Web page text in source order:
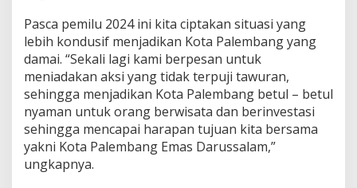
l
a
n
a
m
a
d
h
a
Pasca pemilu 2024 ini kita ciptakan situasi yang
lebih kondusif menjadikan Kota Palembang yang
damai. “Sekali lagi kami berpesan untuk
meniadakan aksi yang tidak terpuji tawuran,
sehingga menjadikan Kota Palembang betul – betul
nyaman untuk orang berwisata dan berinvestasi
sehingga mencapai harapan tujuan kita bersama
yakni Kota Palembang Emas Darussalam,”
ungkapnya.